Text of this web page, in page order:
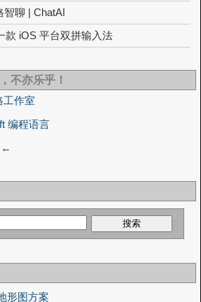
智聊 | ChatAI
款 iOS 平台双拼输入法
不亦乐乎！
工作室
编程语言
←
形图方案